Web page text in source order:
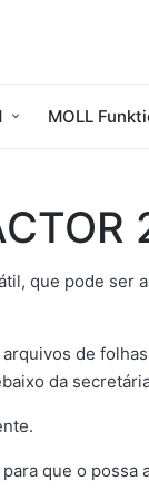
MOLL
que pode ser
de
da
que o possa